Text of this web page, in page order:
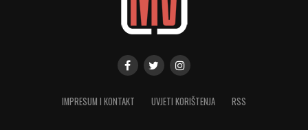
IMPRESUM I KONTAKT UVJETI KORIŠTENJA RSS